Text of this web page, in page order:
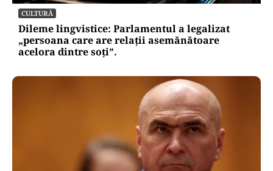
Retter, gata cu 7 luni înainte de termen pe A0
Nord. Care este situația reală a descărcărilor